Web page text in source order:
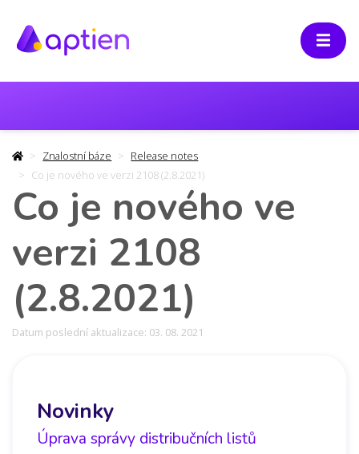
Znalostní báze
Release notes
Co je nového ve verzi 2108 (2.8.2021)
Co je nového ve
verzi 2108
(2.8.2021)
Datum poslední aktualizace: 03. 08. 2021
Novinky
Úprava správy distribučních listů